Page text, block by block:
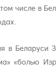
числе в
в Беларуси
«болью